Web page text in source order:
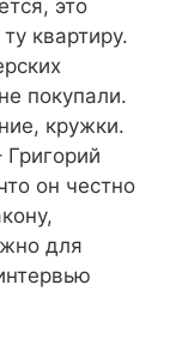
это
квартиру.
покупали.
кружки.
он честно
для